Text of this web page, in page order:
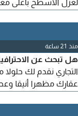
استخدام أفضل
دقيقة عزل كامل حول
والتمديدات لضمان عدم
منذ 21 ساعة
هل تبحث عن
التجاري نقدم لك حلولا
عقارك مظهرا أنيقا